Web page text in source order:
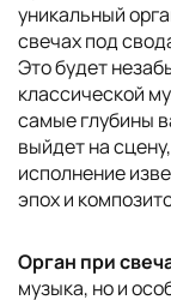
уникальный
свечах под
Это будет
классической
самые глубины
выйдет на
исполнение
эпох и
Орган при
музыка, но и